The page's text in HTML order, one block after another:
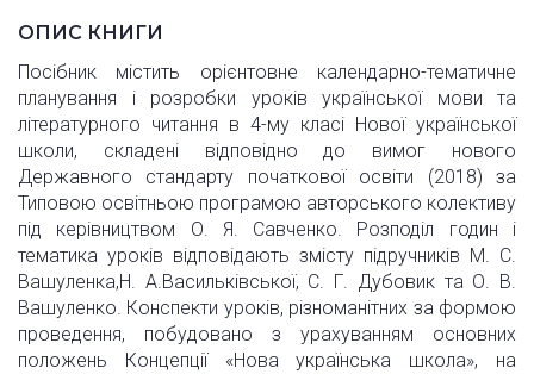
ОПИС КНИГИ
Посібник містить орієнтовне календарно-тематичне
планування і розробки уроків української мови та
літературного читання в 4-му класі Нової української
школи, складені відповідно до вимог нового
Державного стандарту початкової освіти (2018) за
Типовою освітньою програмою авторського колективу
під керівництвом О. Я. Савченко. Розподіл годин і
тематика уроків відповідають змісту підручників М. С.
Вашуленка,Н. А.Васильківської, С. Г. Дубовик та О. В.
Вашуленко. Конспекти уроків, різноманітних за формою
проведення, побудовано з урахуванням основних
положень Концепції «Нова українська школа», на